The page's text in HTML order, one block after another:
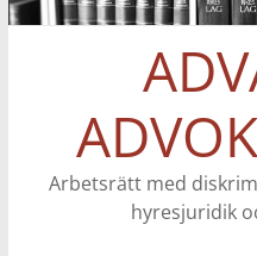
Arbetsrätt med
hyresjuridik